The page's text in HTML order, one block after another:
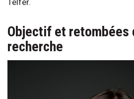
Objectif et retombées
recherche